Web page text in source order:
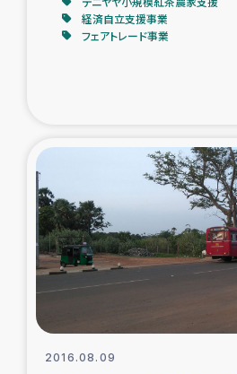
アグロフォレストリー（
経済自立支援事業
フェアトレード事業
2016.08.09